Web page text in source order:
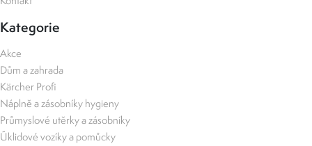
Kategorie
Akce
Dům a zahrada
Kärcher Profi
Náplně a zásobníky hygieny
Průmyslové utěrky a zásobníky
Úklidové vozíky a pomůcky